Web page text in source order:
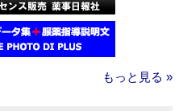
もっと見る »